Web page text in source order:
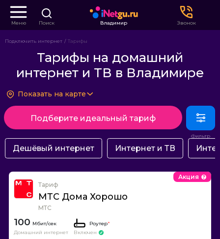
Меню Поиск Владимир Звонок
Подключить интернет Тарифы
Тарифы на домашний
интернет и ТВ в Владимире
Показать на карте
Подберите идеальный тариф
Дешёвый интернет Интернет и ТВ
Тариф
МТС Дома Хорошо
МТС
Акция
100
Домашний интернет
Роутер*
Включен